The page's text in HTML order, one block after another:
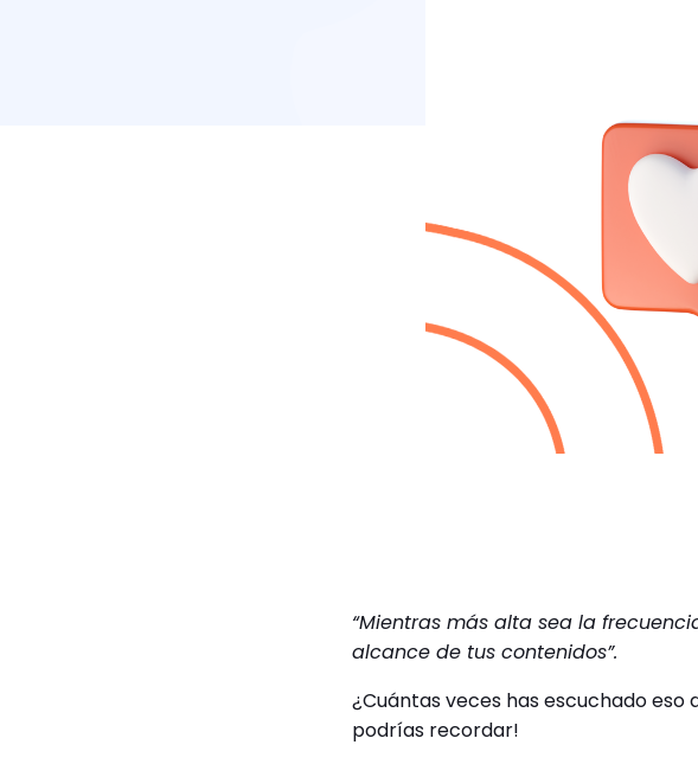
“Mientras más alta sea la
alcance de tus contenidos”.
¿Cuántas veces has escuchado eso
podrías recordar!